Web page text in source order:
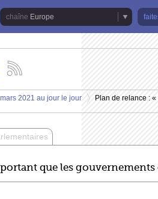
Europe
les
actualités
la
Europe
2021 au jour le jour
Plan de relance :
que les